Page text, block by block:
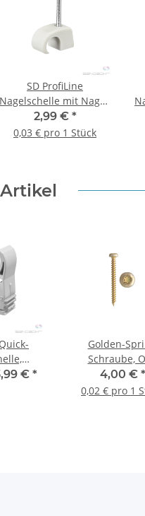
SD ProfiLine
Nagelschelle mit Nagel,
7-12 mm / 25 mm, 100
Stück
2,99 € *
0,03 € pro 1 Stück
7035
€ *
Golden-
Schraube,
Bettermann,
4,0 x 30 mm -
4,00 € *
0,02 € pro 1